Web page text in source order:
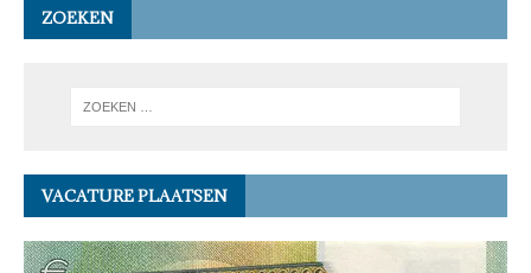
ZOEKEN
VACATURE PLAATSEN